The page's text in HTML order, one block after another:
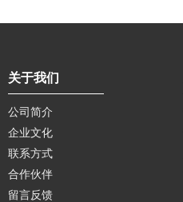
关于我们
公司简介
企业文化
联系方式
合作伙伴
留言反馈